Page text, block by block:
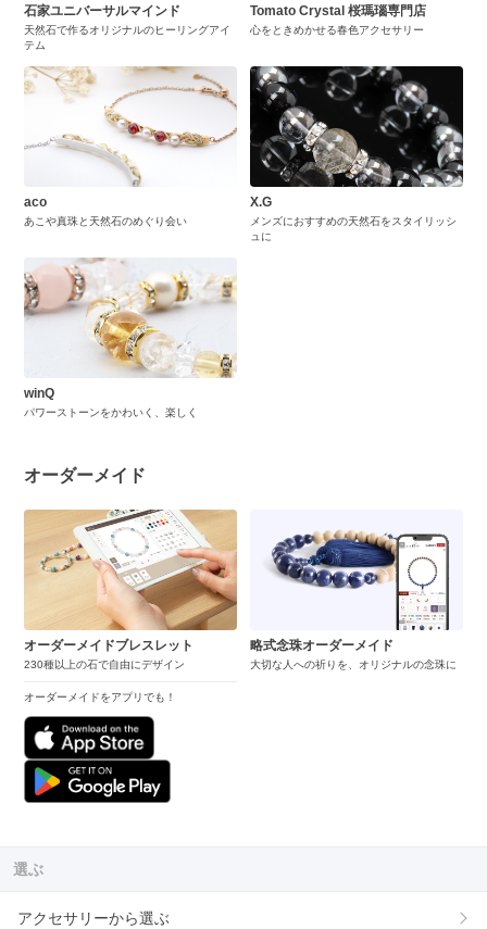
石家ユニバーサルマインド
天然石で作るオリジナルのヒーリングアイ
テム
Tomato Crystal 桜瑪瑙専門店
心をときめかせる春色アクセサリー
aco
あこや真珠と天然石のめぐり会い
X.G
メンズにおすすめの天然石をスタイリッシ
ュに
winQ
パワーストーンをかわいく、楽しく
オーダーメイド
オーダーメイドブレスレット
230種以上の石で自由にデザイン
オーダーメイドをアプリでも！
略式念珠オーダーメイド
大切な人への祈りを、オリジナルの念珠に
選ぶ
アクセサリーから選ぶ